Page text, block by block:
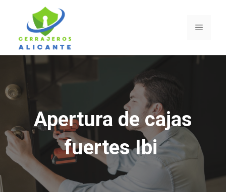
contenido
Menú
Apertura de cajas
fuertes Ibi